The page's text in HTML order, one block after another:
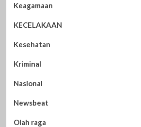
Keagamaan
KECELAKAAN
Kesehatan
Kriminal
Nasional
Newsbeat
Olah raga